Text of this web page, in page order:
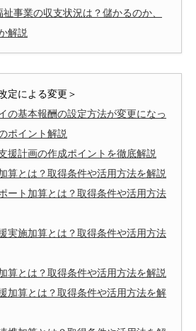
祉事業の収支状況は？儲かるのか、
解説
定による変更＞
の基本報酬の設定方法が変更になっ
ポイント解説
援計画の作成ポイントを徹底解説
算とは？取得条件や活用方法を解説
ート加算とは？取得条件や活用方法
実施加算とは？取得条件や活用方法
算とは？取得条件や活用方法を解説
加算とは？取得条件や活用方法を解